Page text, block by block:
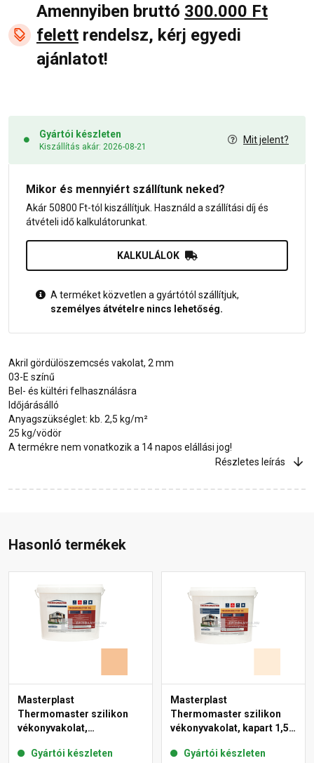
Amennyiben bruttó 300.000 Ft
felett rendelsz, kérj egyedi
ajánlatot!
Gyártói készleten
Kiszállítás akár: 2026-08-21
Mit jelent?
Mikor és mennyiért szállítunk neked?
Akár 50800 Ft-tól kiszállítjuk. Használd a szállítási díj és
átvételi idő kalkulátorunkat.
KALKULÁLOK
A terméket közvetlen a gyártótól szállítjuk,
személyes átvételre nincs lehetőség.
Akril gördülöszemcsés vakolat, 2 mm
03-E színű
Bel- és kültéri felhasználásra
Időjárásálló
Anyagszükséglet: kb. 2,5 kg/m²
25 kg/vödör
A termékre nem vonatkozik a 14 napos elállási jog!
Részletes leírás
Hasonló termékek
Masterplast
Thermomaster szilikon
vékonyvakolat,
04-C 25 kg
Gyártói készleten
Masterplast
Thermomaster szilikon
vékonyvakolat, kapart 1,5
Gyártói készleten